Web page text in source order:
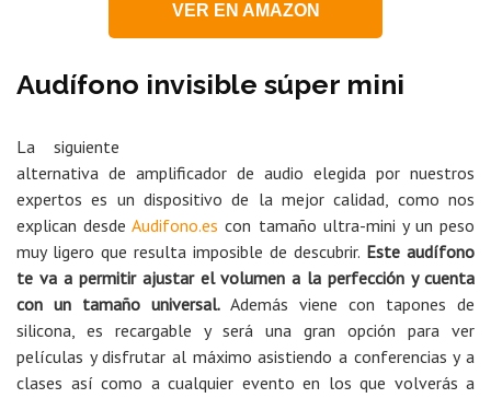
VER EN AMAZON
Audífono invisible súper mini
La siguiente
alternativa de amplificador de audio elegida por nuestros
expertos es un dispositivo de la mejor calidad, como nos
explican desdeAudifono.es con tamaño ultra-mini y un peso
muy ligero que resulta imposible de descubrir. Este audífono
te va a permitir ajustar el volumen a la perfección y cuenta
con un tamaño universal. Además viene con tapones de
silicona, es recargable y será una gran opción para ver
películas y disfrutar al máximo asistiendo a conferencias y a
clases así como a cualquier evento en los que volverás a